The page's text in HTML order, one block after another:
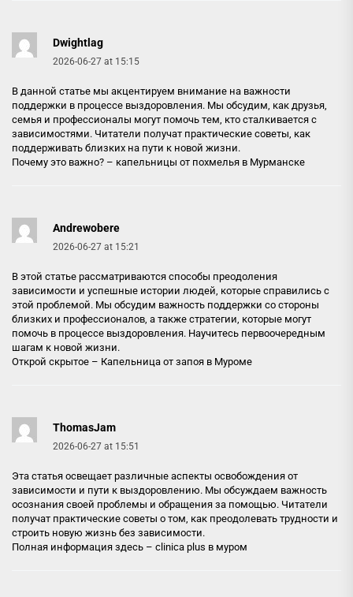
Dwightlag
2026-06-27 at 15:15
В данной статье мы акцентируем внимание на важности
поддержки в процессе выздоровления. Мы обсудим, как друзья,
семья и профессионалы могут помочь тем, кто сталкивается с
зависимостями. Читатели получат практические советы, как
поддерживать близких на пути к новой жизни.
Почему это важно? – капельницы от похмелья в Мурманске
Andrewobere
2026-06-27 at 15:21
В этой статье рассматриваются способы преодоления
зависимости и успешные истории людей, которые справились с
этой проблемой. Мы обсудим важность поддержки со стороны
близких и профессионалов, а также стратегии, которые могут
помочь в процессе выздоровления. Научитесь первоочередным
шагам к новой жизни.
Открой скрытое – Капельница от запоя в Муроме
ThomasJam
2026-06-27 at 15:51
Эта статья освещает различные аспекты освобождения от
зависимости и пути к выздоровлению. Мы обсуждаем важность
осознания своей проблемы и обращения за помощью. Читатели
получат практические советы о том, как преодолевать трудности и
строить новую жизнь без зависимости.
Полная информация здесь – clinica plus в муром